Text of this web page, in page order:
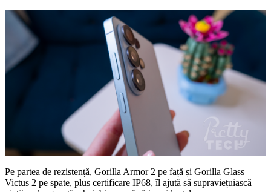
Pe partea de rezistență, Gorilla Armor 2 pe față și Gorilla Glass
Victus 2 pe spate, plus certificare IP68, îl ajută să supraviețuiască